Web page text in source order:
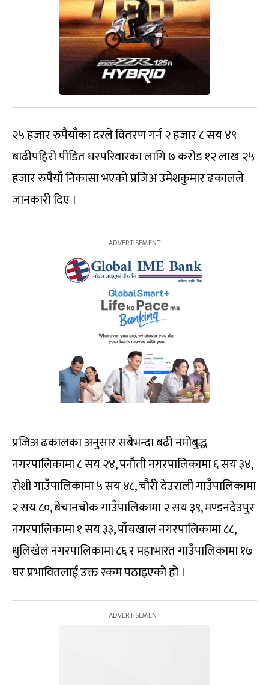
२५ हजार रुपैयाँका दरले वितरण गर्न २ हजार ८ सय ४९
बाढीपहिरो पीडित घरपरिवारका लागि ७ करोड १२ लाख २५
हजार रुपैयाँ निकासा भएको प्रजिअ उमेशकुमार ढकालले
जानकारी दिए ।
प्रजिअ ढकालका अनुसार सबैभन्दा बढी नमोबुद्ध
नगरपालिकामा ८ सय २४, पनौती नगरपालिकामा ६ सय ३४,
रोशी गाउँपालिकामा ५ सय ४८, चौरी देउराली गाउँपालिकामा
२ सय ८०, बेचानचोक गाउँपालिकामा २ सय ३९, मण्डनदेउपुर
नगरपालिकामा १ सय ३३, पाँचखाल नगरपालिकामा ८८,
धुलिखेल नगरपालिकामा ८६ र महाभारत गाउँपालिकामा १७
घर प्रभावितलाई उक्त रकम पठाइएको हो ।